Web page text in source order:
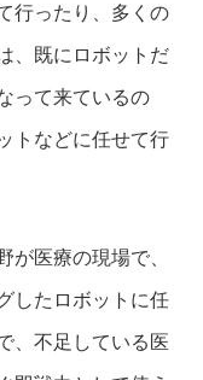
行ったり、多くの
、既にロボットだ
って来ているの
トなどに任せて行
が医療の現場で、
したロボットに任
、不足している医